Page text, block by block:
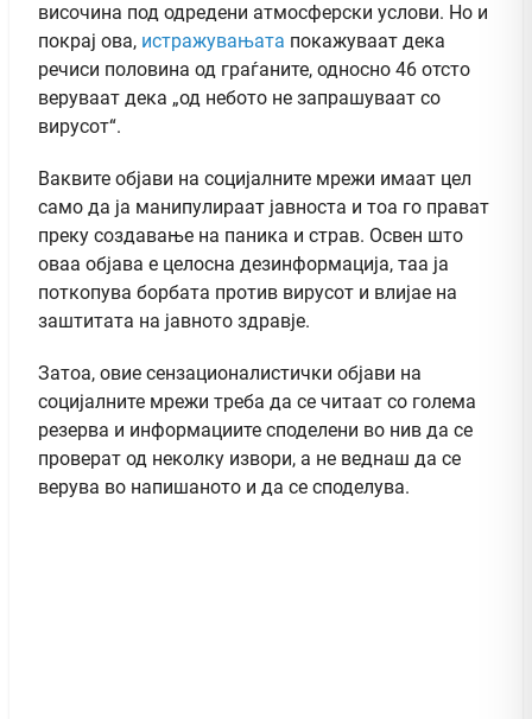
височина под одредени атмосферски услови. Но и
покрај ова, истражувањата покажуваат дека
речиси половина од граѓаните, односно 46 отсто
веруваат дека „од небото не запрашуваат со
вирусот“.
Ваквите објави на социјалните мрежи имаат цел
само да ја манипулираат јавноста и тоа го прават
преку создавање на паника и страв. Освен што
оваа објава е целосна дезинформација, таа ја
поткопува борбата против вирусот и влијае на
заштитата на јавното здравје.
Затоа, овие сензационалистички објави на
социјалните мрежи треба да се читаат со голема
резерва и информациите споделени во нив да се
проверат од неколку извори, а не веднаш да се
верува во напишаното и да се споделува.